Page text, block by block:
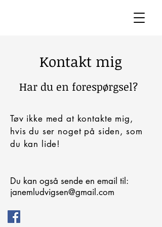
Kontakt mig
Har du en forespørgsel?
Tøv ikke med at kontakte mig,
hvis du ser noget på siden, som
du kan lide!
Du kan også sende en email til:
janemludvigsen@gmail.com